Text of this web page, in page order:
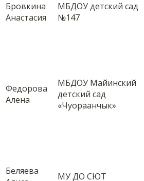
Бровкина
Анастасия
МБДОУ детский сад
№147
Федорова
Алена
МБДОУ Майинский
детский сад
«Чуораанчык»
Беляева
МУ ДО СЮТ